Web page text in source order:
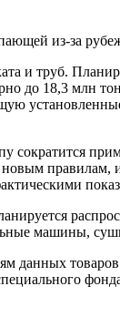
из-за
и труб.
до 18,3 млн
машины,
данных